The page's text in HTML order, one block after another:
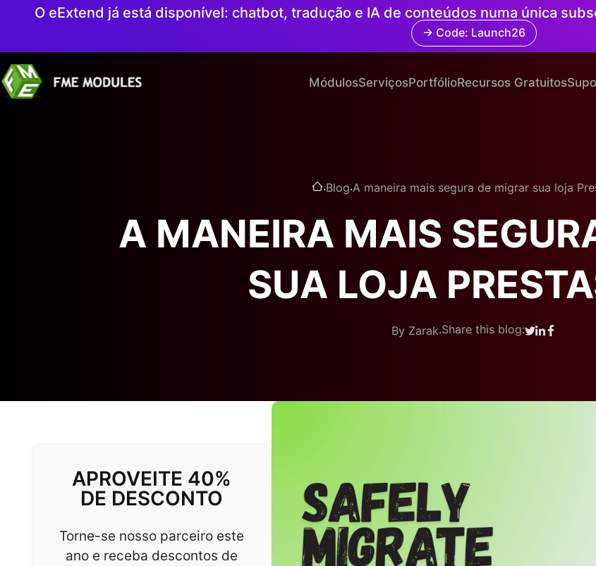
O eExtend já está disponível: chatbot, tradução e IA de conteúdos numa única
→ Code: Launch26
MódulosServiçosPortfólioRecursos Gratuitos
.Blog.A maneira mais segura de migrar sua loja
A MANEIRA MAIS
SUA LOJA
By Zarak.Share this blog:
APROVEITE 40%
DE DESCONTO
Torne-se nosso parceiro este
ano e receba descontos de